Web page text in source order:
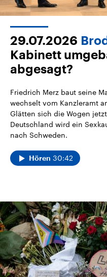
29.07.2026
Kabinett
abgesagt?
Friedrich Merz baut seine
wechselt vom Kanzleramt
Glätten sich die Wogen
Deutschland wird ein
nach Schweden.
Hören 30:42